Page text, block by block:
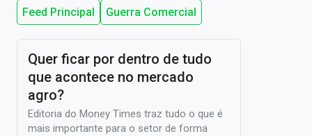
Feed Principal
Guerra Comercial
Quer ficar por dentro de tudo
que acontece no mercado
agro?
Editoria do Money Times traz tudo o que é
mais importante para o setor de forma